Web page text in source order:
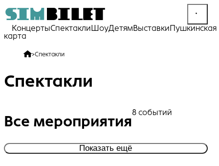
КонцертыСпектакли ШоуДетямВыставкиПушкинская
карта
>Спектакли
Спектакли
Все мероприятия
8 событий
Показать ещё